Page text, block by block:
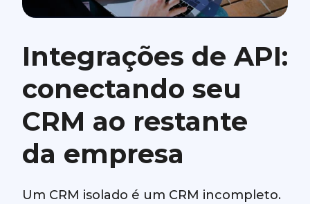
Integrações de API:
conectando seu
CRM ao restante
da empresa
Um CRM isolado é um CRM incompleto.